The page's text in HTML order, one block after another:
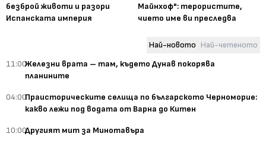
безброй животи и разори
Испанската империя
Майнхоф": терористите,
чието име ви преследва
Най-новото Най-четеното
11:00Железни врата – там, където Дунав покорява
планините
04:00Праисторическите селища по българското Черноморие:
какво лежи под водата от Варна до Китен
10:00Другият мит за Минотавъра